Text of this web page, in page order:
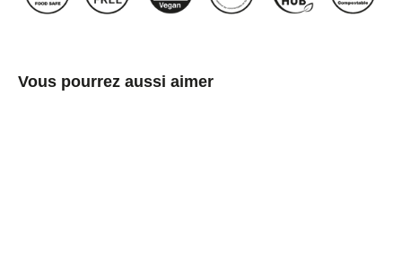
Vous pourrez aussi aimer